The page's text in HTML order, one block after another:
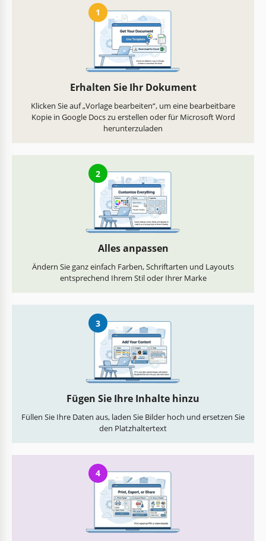
1
Erhalten Sie Ihr Dokument
Klicken Sie auf „Vorlage bearbeiten“, um eine bearbeitbare
Kopie in Google Docs zu erstellen oder für Microsoft Word
herunterzuladen
2
Alles anpassen
Ändern Sie ganz einfach Farben, Schriftarten und Layouts
entsprechend Ihrem Stil oder Ihrer Marke
3
Fügen Sie Ihre Inhalte hinzu
Füllen Sie Ihre Daten aus, laden Sie Bilder hoch und ersetzen Sie
den Platzhaltertext
4